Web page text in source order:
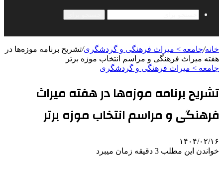
خانه/جامعه > میراث فرهنگی و گردشگری/تشریح برنامه موزه‌ها در
هفته میراث فرهنگی و مراسم انتخاب موزه برتر
جامعه > میراث فرهنگی و گردشگری
تشریح برنامه موزه‌ها در هفته میراث
فرهنگی و مراسم انتخاب موزه برتر
۱۴۰۴/۰۲/۱۶
خواندن این مطلب 3 دقیقه زمان میبرد